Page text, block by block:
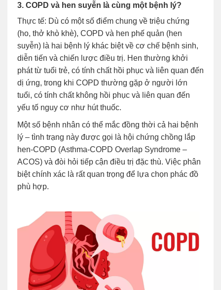
3. COPD và hen suyễn là cùng một bệnh lý?
Thực tế: Dù có một số điểm chung về triệu chứng
(ho, thở khò khè), COPD và hen phế quản (hen
suyễn) là hai bệnh lý khác biệt về cơ chế bệnh sinh,
diễn tiến và chiến lược điều trị. Hen thường khởi
phát từ tuổi trẻ, có tính chất hồi phục và liên quan đến
dị ứng, trong khi COPD thường gặp ở người lớn
tuổi, có tính chất không hồi phục và liên quan đến
yếu tố nguy cơ như hút thuốc.
Một số bệnh nhân có thể mắc đồng thời cả hai bệnh
lý – tình trạng này được gọi là hội chứng chồng lắp
hen-COPD (Asthma-COPD Overlap Syndrome –
ACOS) và đòi hỏi tiếp cận điều trị đặc thù. Việc phân
biệt chính xác là rất quan trọng để lựa chọn phác đồ
phù hợp.